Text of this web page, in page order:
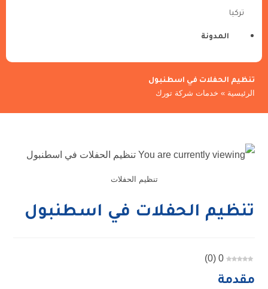
تركيا
المدونة
تنظيم الحفلات في اسطنبول
الرئيسية » خدمات شركة تورك
تنظيم الحفلات
تنظيم الحفلات في اسطنبول
0
(
0
)
مقدمة